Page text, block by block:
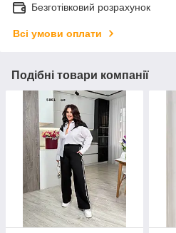
Безготівковий розрахунок
Всі умови оплати
Подібні товари компанії